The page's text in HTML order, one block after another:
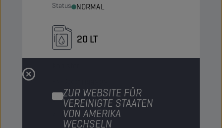
ZUR WEBSITE FÜR
VEREINIGTE STAATEN
VON AMERIKA
WECHSELN
Status NORMAL
20 LT
5413048249228
Artikel/Karton-